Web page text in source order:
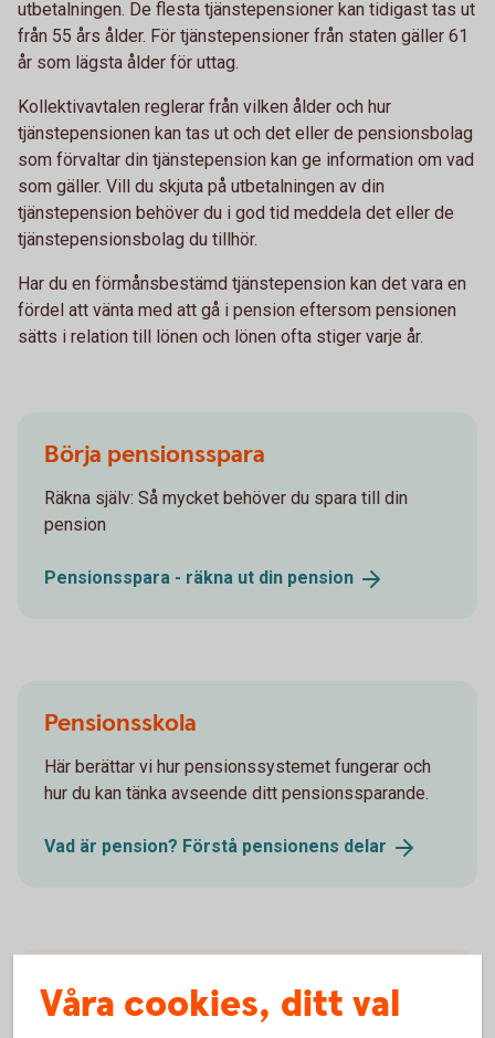
utbetalningen. De flesta tjänstepensioner kan tidigast tas ut
från 55 års ålder. För tjänstepensioner från staten gäller 61
år som lägsta ålder för uttag.
Kollektivavtalen reglerar från vilken ålder och hur
tjänstepensionen kan tas ut och det eller de pensionsbolag
som förvaltar din tjänstepension kan ge information om vad
som gäller. Vill du skjuta på utbetalningen av din
tjänstepension behöver du i god tid meddela det eller de
tjänstepensionsbolag du tillhör.
Har du en förmånsbestämd tjänstepension kan det vara en
fördel att vänta med att gå i pension eftersom pensionen
sätts i relation till lönen och lönen ofta stiger varje år.
Börja pensionsspara
Räkna själv: Så mycket behöver du spara till din
pension
Pensionsspara - räkna ut din pension
Pensionsskola
Här berättar vi hur pensionssystemet fungerar och
hur du kan tänka avseende ditt pensionssparande.
Vad är pension? Förstå pensionens delar
Våra cookies, ditt val